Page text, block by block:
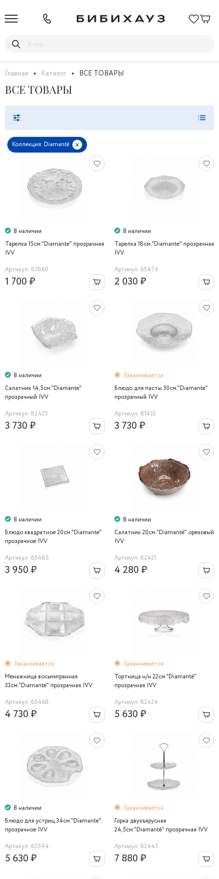
Главная Каталог ВСЕ ТОВАРЫ
ВСЕ ТОВАРЫ
Коллекция: Diamanté x
В наличии
Тарелка 15см."Diamante" прозрачная
IVV
Артикул: 83860
1 700 ₽
В наличии
Тарелка 18см."Diamante" прозрачная
IVV
Артикул: 65474
2 030 ₽
В наличии
Салатник 14,5см."Diamantе"
прозрачный IVV
Артикул: 82425
3 730 ₽
Заканчивается
Блюдо для пасты 30см."Diamante"
прозрачный IVV
Артикул: 81432
3 730 ₽
В наличии
Блюдо квадратное 20см."Diamante"
прозрачное IVV
Артикул: 65485
3 950 ₽
В наличии
Салатник 20см."Diamanté" ореховый
IVV
Артикул: 82421
4 280 ₽
Заканчивается
Менажница восьмигранная
33см."Diamante" прозрачная IVV
Артикул: 65468
4 730 ₽
Заканчивается
Тортница н/н 22см."Diamanté"
прозрачная IVV
Артикул: 82424
5 630 ₽
В наличии
Блюдо для устриц 34см."Diamante"
прозрачное IVV
Артикул: 65594
5 630 ₽
Заканчивается
Горка двухъярусная
24,5см."Diamanté" прозрачная IVV
Артикул: 82445
7 880 ₽